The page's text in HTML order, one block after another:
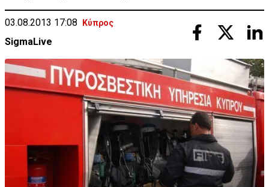
03.08.2013 17:08 Κύπρος
SigmaLive